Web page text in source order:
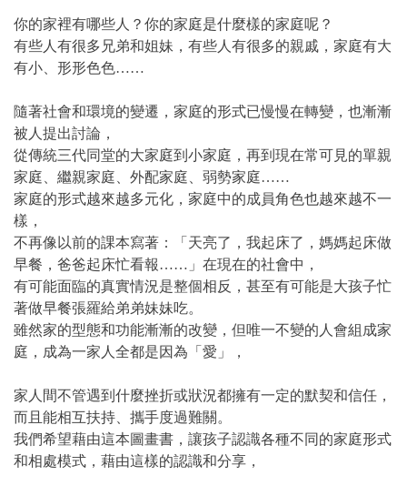
你的家裡有哪些人？你的家庭是什麼樣的家庭呢？
有些人有很多兄弟和姐妹，有些人有很多的親戚，家庭有大
有小、形形色色……
隨著社會和環境的變遷，家庭的形式已慢慢在轉變，也漸漸
被人提出討論，
從傳統三代同堂的大家庭到小家庭，再到現在常可見的單親
家庭、繼親家庭、外配家庭、弱勢家庭……
家庭的形式越來越多元化，家庭中的成員角色也越來越不一
樣，
不再像以前的課本寫著：「天亮了，我起床了，媽媽起床做
早餐，爸爸起床忙看報……」在現在的社會中，
有可能面臨的真實情況是整個相反，甚至有可能是大孩子忙
著做早餐張羅給弟弟妹妹吃。
雖然家的型態和功能漸漸的改變，但唯一不變的人會組成家
庭，成為一家人全都是因為「愛」，
家人間不管遇到什麼挫折或狀況都擁有一定的默契和信任，
而且能相互扶持、攜手度過難關。
我們希望藉由這本圖畫書，讓孩子認識各種不同的家庭形式
和相處模式，藉由這樣的認識和分享，